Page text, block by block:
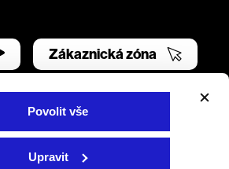
Povolit vše
Upravit
Zákaznická zóna